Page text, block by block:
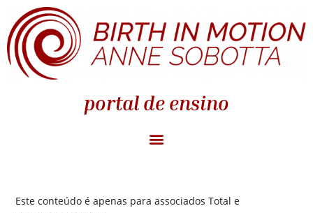
portal de ensino
Este conteúdo é apenas para associados Total e